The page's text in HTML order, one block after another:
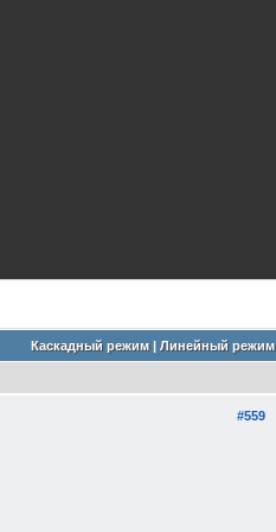
Каскадный режим| Линейный режим
#559